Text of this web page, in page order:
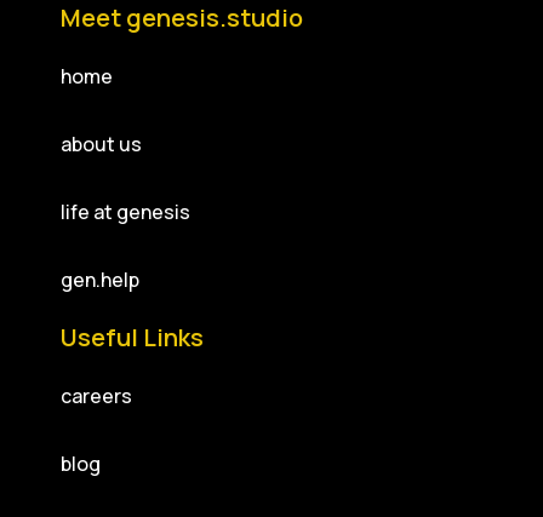
Meet genesis.studio
home
about us
life at genesis
gen.help
Useful Links
careers
blog